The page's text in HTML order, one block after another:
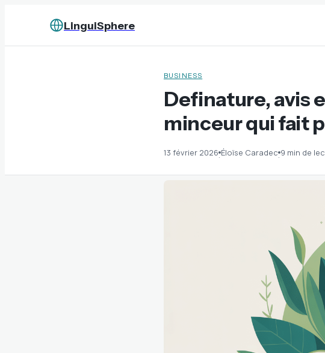
LinguiSphere
BUSINESS
Definature, avis
minceur qui fait
13 février 2026·Éloïse Caradec·9 min de